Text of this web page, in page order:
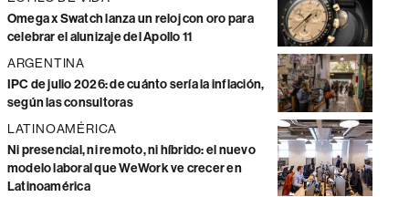
Omega x Swatch lanza un reloj con oro para
celebrar el alunizaje del Apollo 11
ARGENTINA
IPC de julio 2026: de cuánto sería la inflación,
según las consultoras
LATINOAMÉRICA
Ni presencial, ni remoto, ni híbrido: el nuevo
modelo laboral que WeWork ve crecer en
Latinoamérica